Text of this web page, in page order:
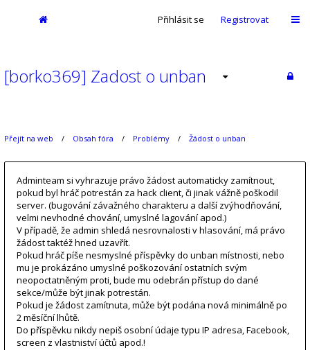
Přihlásit se Registrovat
[borko369] Zadost o unban
Přejít na web Obsah fóra Problémy Žádost o unban
Adminteam si vyhrazuje právo žádost automaticky zamítnout,
pokud byl hráč potrestán za hack client, či jinak vážně poškodil
server. (bugování závažného charakteru a další zvýhodňování,
velmi nevhodné chování, umyslné lagování apod.)
V případě, že admin shledá nesrovnalosti v hlasování, má právo
žádost taktéž hned uzavřít.
Pokud hráč píše nesmyslné příspěvky do unban místnosti, nebo
mu je prokázáno umyslné poškozování ostatních svým
neopoctatněným proti, bude mu odebrán přístup do dané
sekce/může být jinak potrestán.
Pokud je žádost zamítnuta, může být podána nová minimálně po
2 měsíční lhůtě.
Do příspěvku nikdy nepiš osobní údaje typu IP adresa, Facebook,
screen z vlastniství účtů apod.!